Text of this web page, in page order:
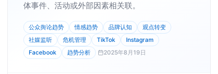
体事件、活动或外部因素相关联。
公众舆论趋势 情感趋势 品牌认知
观点转变
社媒监听
危机管理 TikTok
Instagram
Facebook
趋势分析 2025年8月19日